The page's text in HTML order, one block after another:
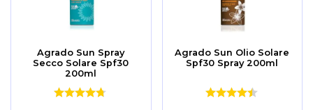
Agrado Sun Spray
Secco Solare Spf30
200ml
Agrado Sun Olio Solare
Spf30 Spray 200ml